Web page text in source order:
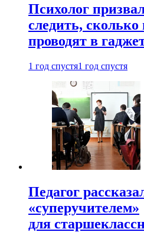
Психолог
следить,
проводят в
1 год спустя1 год спустя
Педагог
«суперучителем»
для